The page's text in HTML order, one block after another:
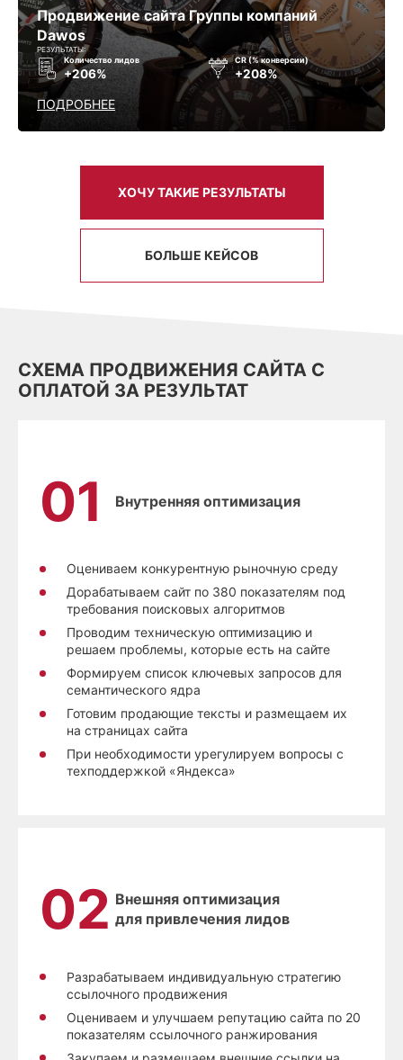
Продвижение сайта Группы компаний
Dawos
РЕЗУЛЬТАТЫ:
Количество лидов
+206%
CR (% конверсии)
+208%
ПОДРОБНЕЕ
ХОЧУ ТАКИЕ РЕЗУЛЬТАТЫ
БОЛЬШЕ КЕЙСОВ
СХЕМА ПРОДВИЖЕНИЯ САЙТА С
ОПЛАТОЙ ЗА РЕЗУЛЬТАТ
Внутренняя оптимизация
Оцениваем конкурентную рыночную среду
Дорабатываем сайт по 380 показателям под
требования поисковых алгоритмов
Проводим техническую оптимизацию и
решаем проблемы, которые есть на сайте
Формируем список ключевых запросов для
семантического ядра
Готовим продающие тексты и размещаем их
на страницах сайта
При необходимости урегулируем вопросы с
техподдержкой «Яндекса»
Внешняя оптимизация
для привлечения лидов
Разрабатываем индивидуальную стратегию
ссылочного продвижения
Оцениваем и улучшаем репутацию сайта по 20
показателям ссылочного ранжирования